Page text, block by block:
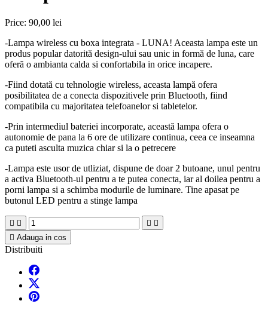
Price: 90,00 lei
-Lampa wireless cu boxa integrata - LUNA! Aceasta lampa este un
produs popular datorită design-ului sau unic in formă de luna, care
oferă o ambianta calda si confortabila in orice incapere.
-Fiind dotată cu tehnologie wireless, aceasta lampă ofera
posibilitatea de a conecta dispozitivele prin Bluetooth, fiind
compatibila cu majoritatea telefoanelor si tabletelor.
-Prin intermediul bateriei incorporate, această lampa ofera o
autonomie de pana la 6 ore de utilizare continua, ceea ce inseamna
ca puteti asculta muzica chiar si la o petrecere
-Lampa este usor de utliziat, dispune de doar 2 butoane, unul pentru
a activa Bluetooth-ul pentru a te putea conecta, iar al doilea pentru a
porni lampa si a schimba modurile de luminare. Tine apasat pe
butonul LED pentru a stinge lampa
   
 Adauga in cos
Distribuiti